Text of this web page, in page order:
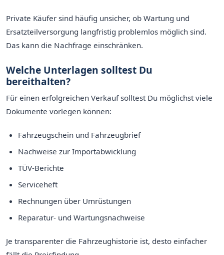
Private Käufer sind häufig unsicher, ob Wartung und
Ersatzteilversorgung langfristig problemlos möglich sind.
Das kann die Nachfrage einschränken.
Welche Unterlagen solltest Du
bereithalten?
Für einen erfolgreichen Verkauf solltest Du möglichst viele
Dokumente vorlegen können:
Fahrzeugschein und Fahrzeugbrief
Nachweise zur Importabwicklung
TÜV-Berichte
Serviceheft
Rechnungen über Umrüstungen
Reparatur- und Wartungsnachweise
Je transparenter die Fahrzeughistorie ist, desto einfacher